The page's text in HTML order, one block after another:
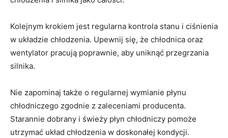
Kolejnym krokiem ​jest⁣ regularna kontrola stanu i ciśnienia
‌w układzie chłodzenia. ​Upewnij się, że chłodnica oraz
wentylator pracują poprawnie, aby uniknąć przegrzania
silnika.
Nie zapominaj także​ o regularnej wymianie‌ płynu
chłodniczego‌ zgodnie z zaleceniami producenta.
Starannie dobrany i ⁣świeży płyn chłodniczy pomoże
utrzymać ⁤układ chłodzenia w doskonałej kondycji.